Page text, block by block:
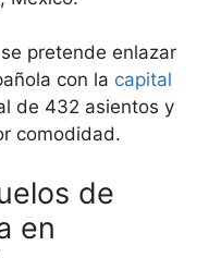
pretende enlazar
con la capital
de 432 asientos y
comodidad.
de
en